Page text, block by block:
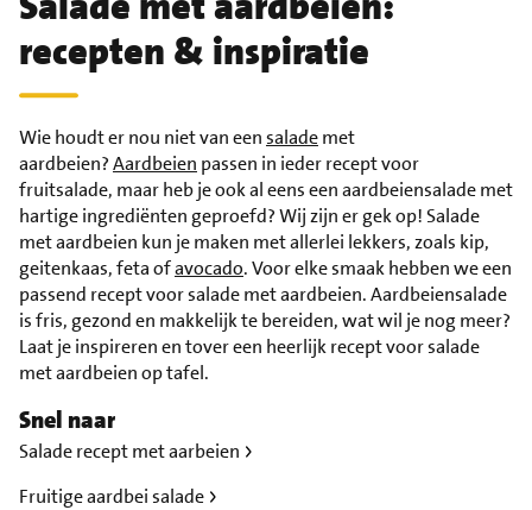
recepten & inspiratie
Wie houdt er nou niet van eensalademet
aardbeien?Aardbeien passen in ieder recept voor
fruitsalade, maar heb je ook al eens een aardbeiensalade met
hartige ingrediënten geproefd? Wij zijn er gek op! Salade
met aardbeien kun je maken met allerlei lekkers, zoals kip,
geitenkaas, feta ofavocado. Voor elke smaak hebben we een
passend recept voor salade met aardbeien. Aardbeiensalade
is fris, gezond en makkelijk te bereiden, wat wil je nog meer?
Laat je inspireren en tover een heerlijk recept voor salade
met aardbeien op tafel.
Snel naar
Salade recept met aarbeien
Fruitige aardbei salade